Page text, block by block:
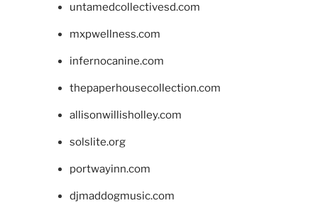
untamedcollectivesd.com
mxpwellness.com
infernocanine.com
thepaperhousecollection.com
allisonwillisholley.com
solslite.org
portwayinn.com
djmaddogmusic.com